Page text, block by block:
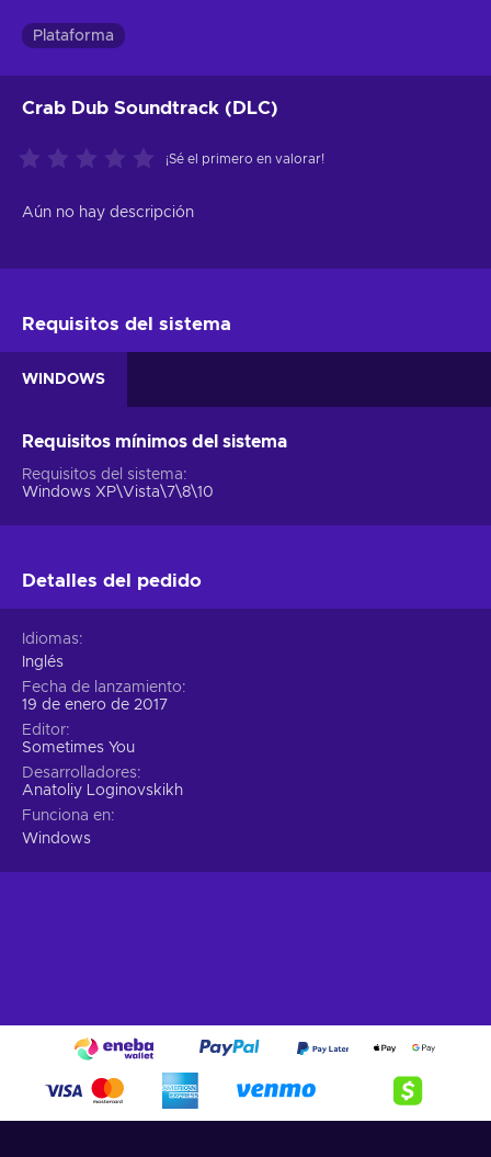
Plataforma
Crab Dub Soundtrack (DLC)
¡Sé el primero en valorar!
Aún no hay descripción
Requisitos del sistema
WINDOWS
Requisitos mínimos del sistema
Requisitos del sistema
Windows XP\Vista\7\8\10
Detalles del pedido
Idiomas
Inglés
Fecha de lanzamiento
19 de enero de 2017
Editor
Sometimes You
Desarrolladores
Anatoliy Loginovskikh
Funciona en
Windows